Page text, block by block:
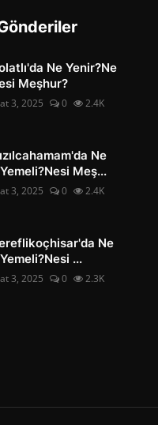
Ne Yenir?Ne
Meşhur?
3, 2025 0 2.4K
Ne
Meş...
3, 2025 0 2.4K
Ne
...
3, 2025 0 2.3K